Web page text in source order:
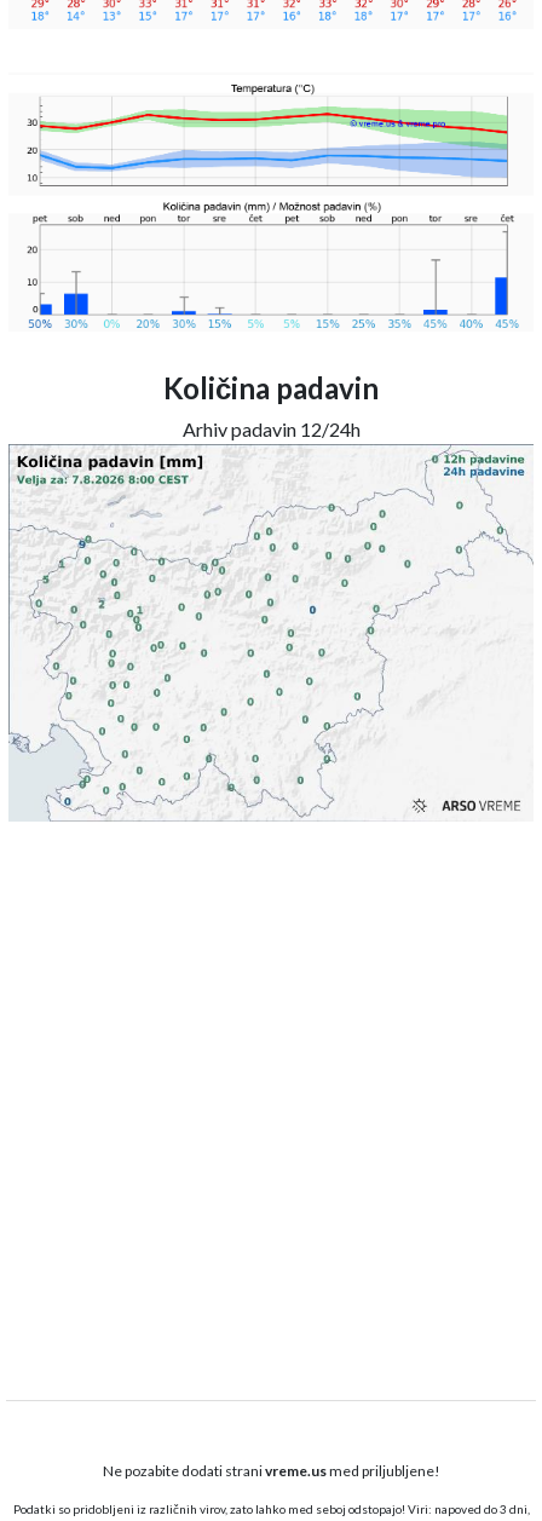
Količina padavin
Arhiv padavin 12/24h
Ne pozabite dodati stranivreme.usmed priljubljene!
Podatki so pridobljeni iz različnih virov, zato lahko med seboj odstopajo! Viri: napoved do 3 dni,